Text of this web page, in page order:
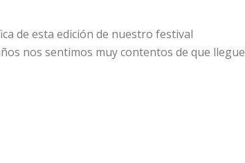
de esta edición de nuestro festival
nos sentimos muy contentos de que llegue